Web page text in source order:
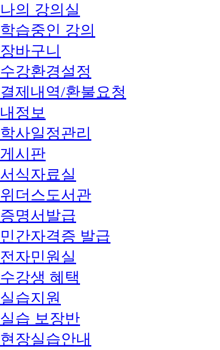
나의 강의실
학습중인 강의
장바구니
수강환경설정
결제내역/환불요청
내정보
학사일정관리
게시판
서식자료실
위더스도서관
증명서발급
민간자격증 발급
전자민원실
수강생 혜택
실습지원
실습 보장반
현장실습안내